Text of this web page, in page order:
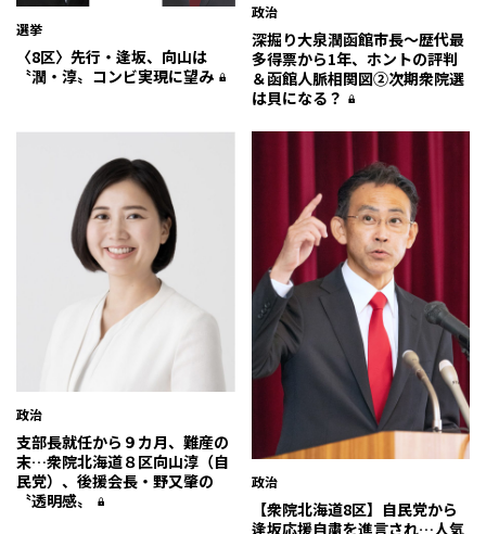
選挙
〈8区〉先行・逢坂、向山は
〝潤・淳〟コンビ実現に望み
政治
深掘り大泉潤函館市長～歴代最
多得票から1年、ホントの評判
＆函館人脈相関図②次期衆院選
は貝になる？
政治
支部長就任から９カ月、難産の
末…衆院北海道８区向山淳（自
民党）、後援会長・野又肇の
〝透明感〟
政治
【衆院北海道8区】自民党から
逢坂応援自粛を進言され…人気